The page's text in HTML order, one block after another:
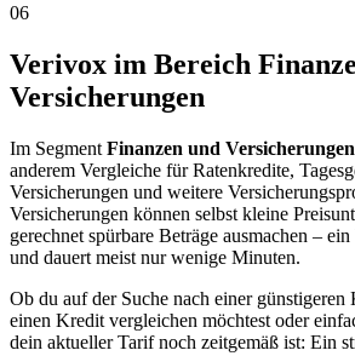
06
Verivox im Bereich
Versicherungen
Im Segment Finanzen und Versicherungen
anderem Vergleiche für Ratenkredite,
Versicherungen und weitere
Versicherungen können selbst kleine
gerechnet spürbare Beträge ausmachen –
und dauert meist nur wenige Minuten.
Ob du auf der Suche nach einer
einen Kredit vergleichen möchtest oder
dein aktueller Tarif noch zeitgemäß ist: Ein